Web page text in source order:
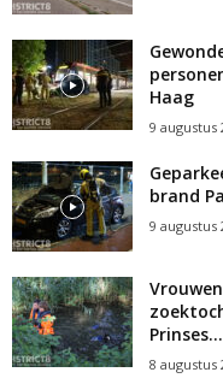
Haag
9 augustus
brand
9 augustus
Prinses...
8 augustus